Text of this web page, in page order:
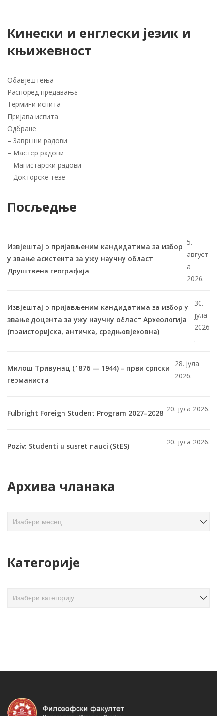
Кинески и енглески језик и
књижевност
Обавјештења
Распоред предавања
Термини испита
Пријава испита
Одбране
– Завршни радови
– Мастер радови
– Магистарски радови
– Докторске тезе
Посљедње
Извјештај о пријављеним кандидатима за избор
у звање асистента за ужу научну област
Друштвена географија
5.
август
а
2026.
Извјештај о пријављеним кандидатима за избор у
звање доцента за ужу научну област Археологија
(праисторијска, античка, средњовјековна)
30.
јула
2026
.
Милош Тривунац (1876 — 1944) – први српски
германиста
28. јула
2026.
Fulbright Foreign Student Program 2027–2028 20. јула 2026.
Poziv: Studenti u susret nauci (StES) 20. јула 2026.
Архива чланака
в
Категорије